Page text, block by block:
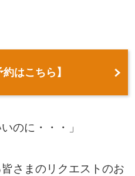
約はこちら】
のに・・・」
さまのリクエストのお